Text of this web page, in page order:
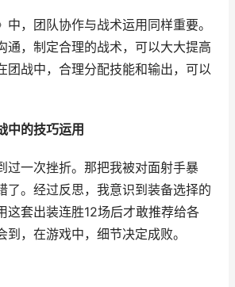
中，团队协作与战术运用同样重要。
通，制定合理的战术，可以大大提高
团战中，合理分配技能和输出，可以
中的技巧运用
过一次挫折。那把我被对面射手暴
了。经过反思，我意识到装备选择的
这套出装连胜12场后才敢推荐给各
，在游戏中，细节决定成败。